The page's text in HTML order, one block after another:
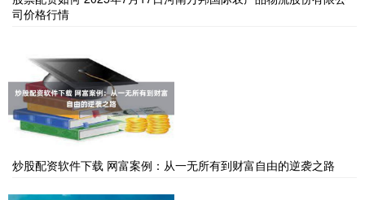
司价格行情
炒股配资软件下载 网富案例：从一无所有到财富自由的逆袭之路